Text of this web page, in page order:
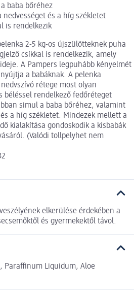
baba bőréhez
nedvességet és a híg székletet
is rendelkezik
2-5 kg-os újszülötteknek puha
csíkkal is rendelkezik, amely
A Pampers legpuhább kényelmét
a babáknak. A pelenka
rétege most olyan
béléssel rendelkező fedőréteget
simul a baba bőréhez, valamint
a híg székletet. Mindezek mellett a
kialakítása gondoskodik a kisbabák
(Valódi tollpelyhet nem
elkerülése érdekében a
és gyermekektől távol.
Paraffinum Liquidum, Aloe